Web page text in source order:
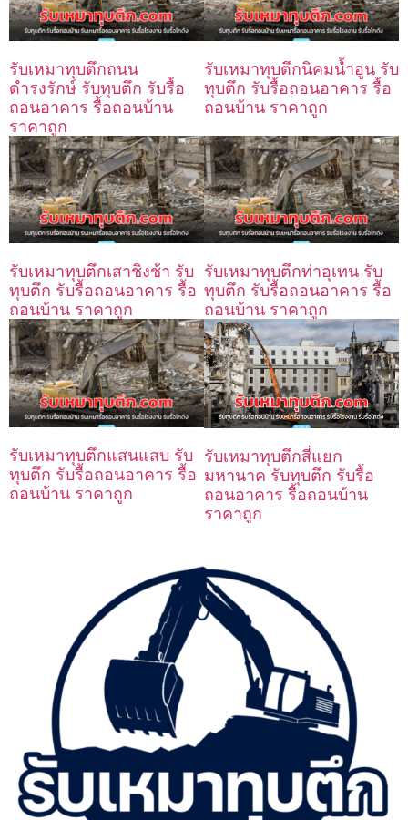
รับเหมาทุบตึกถนน
ดำรงรักษ์ รับทุบตึก รับรื้อ
ถอนอาคาร รื้อถอนบ้าน
ราคาถูก
รับเหมาทุบตึกนิคมน้ำอูน รับ
ทุบตึก รับรื้อถอนอาคาร รื้อ
ถอนบ้าน ราคาถูก
รับเหมาทุบตึกเสาชิงช้า รับ
ทุบตึก รับรื้อถอนอาคาร รื้อ
ถอนบ้าน ราคาถูก
รับเหมาทุบตึกท่าอุเทน รับ
ทุบตึก รับรื้อถอนอาคาร รื้อ
ถอนบ้าน ราคาถูก
รับเหมาทุบตึกแสนแสบ รับ
ทุบตึก รับรื้อถอนอาคาร รื้อ
ถอนบ้าน ราคาถูก
รับเหมาทุบตึกสี่แยก
มหานาค รับทุบตึก รับรื้อ
ถอนอาคาร รื้อถอนบ้าน
ราคาถูก